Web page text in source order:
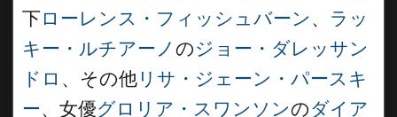
下ローレンス・フィッシュバーン 、 ラッ
キー・ルチアーノ のジョー・ダレッサン
ドロ 、その他 リサ・ジェーン・パースキ
ー、女優グロリア・スワンソンのダイア